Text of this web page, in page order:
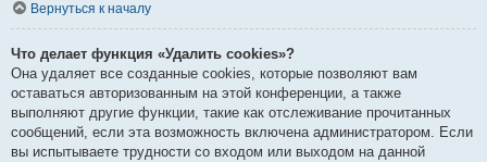
Вернуться к началу
Что делает функция «Удалить cookies»?
Она удаляет все созданные cookies, которые позволяют вам
оставаться авторизованным на этой конференции, а также
выполняют другие функции, такие как отслеживание прочитанных
сообщений, если эта возможность включена администратором. Если
вы испытываете трудности со входом или выходом на данной